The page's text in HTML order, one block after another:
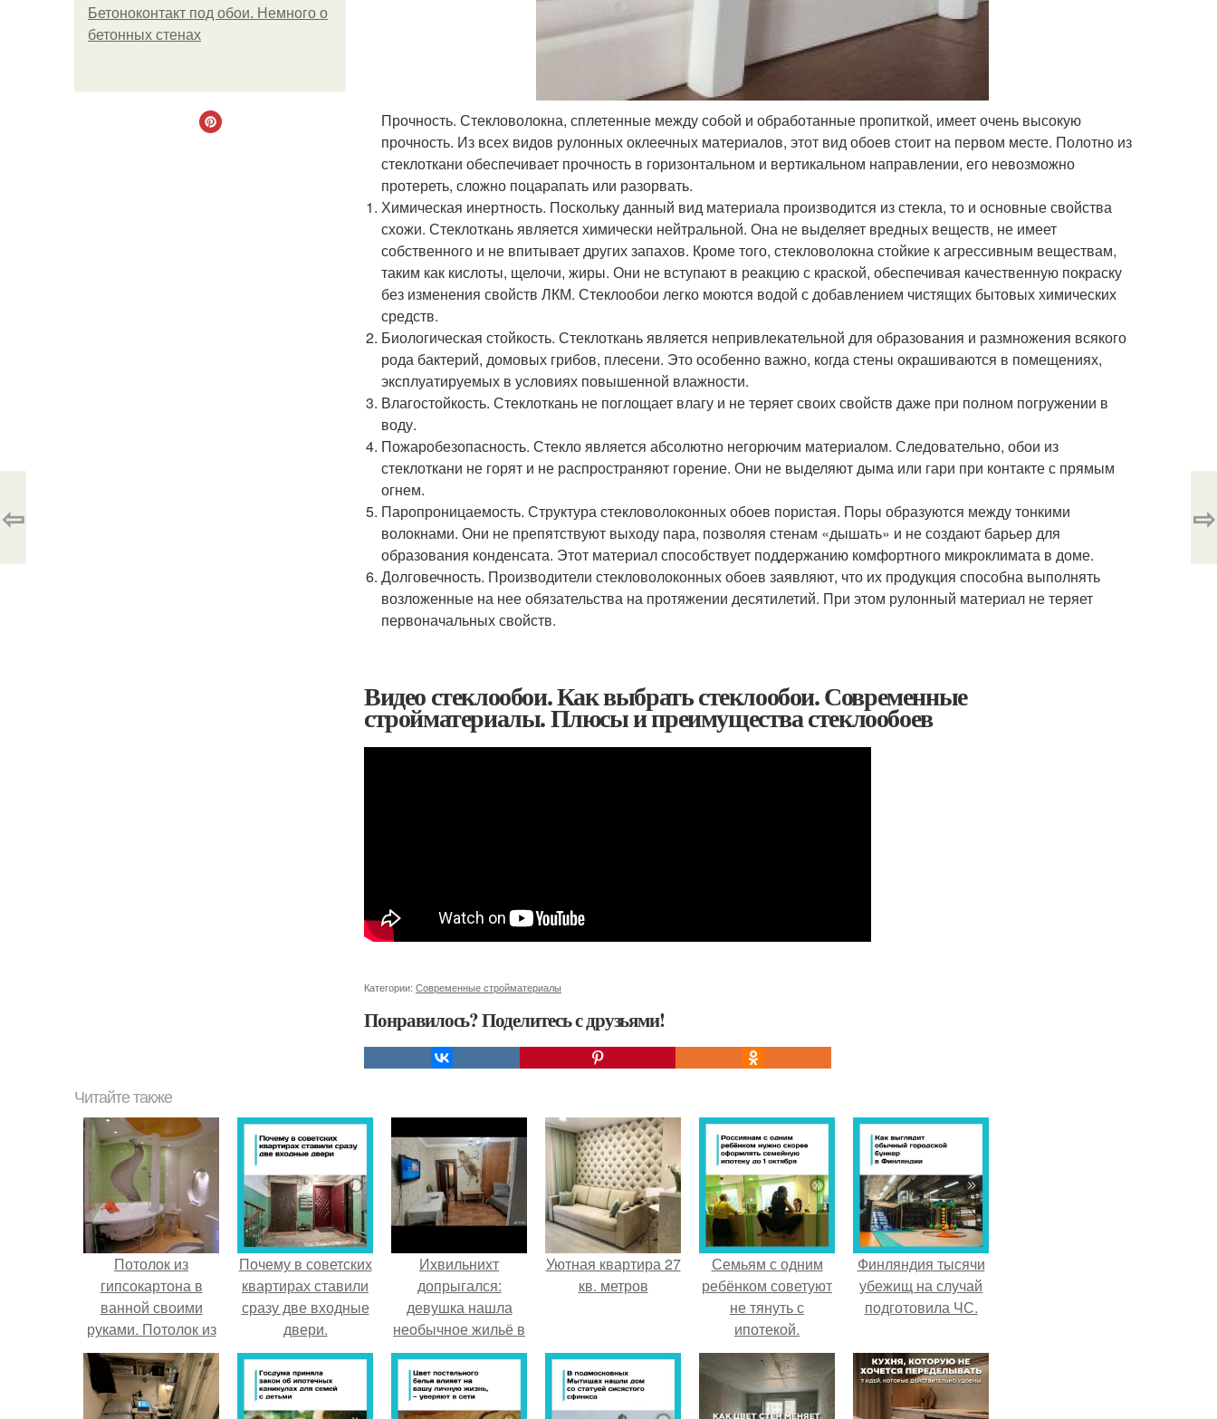
Бетоноконтакт под обои. Немного о
бетонных стенах
Прочность. Стекловолокна, сплетенные между собой и обработанные пропиткой, имеет очень высокую
прочность. Из всех видов рулонных оклеечных материалов, этот вид обоев стоит на первом месте. Полотно из
стеклоткани обеспечивает прочность в горизонтальном и вертикальном направлении, его невозможно
протереть, сложно поцарапать или разорвать.
Химическая инертность. Поскольку данный вид материала производится из стекла, то и основные свойства
схожи. Стеклоткань является химически нейтральной. Она не выделяет вредных веществ, не имеет
собственного и не впитывает других запахов. Кроме того, стекловолокна стойкие к агрессивным веществам,
таким как кислоты, щелочи, жиры. Они не вступают в реакцию с краской, обеспечивая качественную покраску
без изменения свойств ЛКМ. Стеклообои легко моются водой с добавлением чистящих бытовых химических
средств.
Биологическая стойкость. Стеклоткань является непривлекательной для образования и размножения всякого
рода бактерий, домовых грибов, плесени. Это особенно важно, когда стены окрашиваются в помещениях,
эксплуатируемых в условиях повышенной влажности.
Влагостойкость. Стеклоткань не поглощает влагу и не теряет своих свойств даже при полном погружении в
воду.
Пожаробезопасность. Стекло является абсолютно негорючим материалом. Следовательно, обои из
стеклоткани не горят и не распространяют горение. Они не выделяют дыма или гари при контакте с прямым
огнем.
Паропроницаемость. Структура стекловолоконных обоев пористая. Поры образуются между тонкими
волокнами. Они не препятствуют выходу пара, позволяя стенам «дышать» и не создают барьер для
образования конденсата. Этот материал способствует поддержанию комфортного микроклимата в доме.
Долговечность. Производители стекловолоконных обоев заявляют, что их продукция способна выполнять
возложенные на нее обязательства на протяжении десятилетий. При этом рулонный материал не теряет
первоначальных свойств.
Видео стеклообои. Как выбрать стеклообои. Современные
стройматериалы. Плюсы и преимущества стеклообоев
Категории: Современные стройматериалы
Понравилось? Поделитесь с друзьями!
⇦ ⇨
Читайте также
Потолок из
гипсокартона в
ванной своими
руками. Потолок из
гипсокартона в
ванной — плюсы,
минусы, советы по
Почему в советских
квартирах ставили
сразу две входные
двери.
Ихвильнихт
допрыгался:
девушка нашла
необычное жильё в
Пятигорске.
Уютная квартира 27
кв. метров
Семьям с одним
ребёнком советуют
не тянуть с
ипотекой.
Финляндия тысячи
убежищ на случай
подготовила ЧС.